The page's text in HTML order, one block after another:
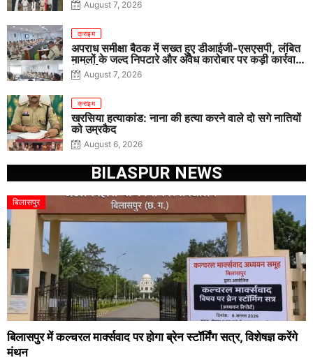
August 7, 2026
क्राइम
अपराध समीक्षा बैठक में सख्त हुए डीआईजी-एसएसपी, लंबित
मामलों के जल्द निपटारे और अवैध कारोबार पर कड़ी कार्रवाई
के निर्देश
August 7, 2026
क्राइम
खरसिया हत्याकांड: नाना की हत्या करने वाले दो सगे नातियों
को उम्रकैद
August 6, 2026
BILASPUR NEWS
बिलासपुर
बिलासपुर में कल्चरल मार्क्सवाद पर होगा ब्रेन स्टॉर्मिंग सत्र, विशेषज्ञ करेंगे
मंथन